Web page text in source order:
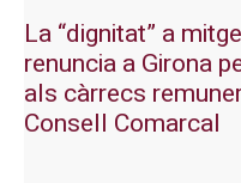
La “dignitat” a
renuncia a Girona
als càrrecs
Consell Comarcal